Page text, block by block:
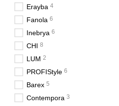
Erayba 4
Fanola 6
Inebrya 6
CHI 8
LUM 2
PROFIStyle 6
Barex 5
Contempora 3